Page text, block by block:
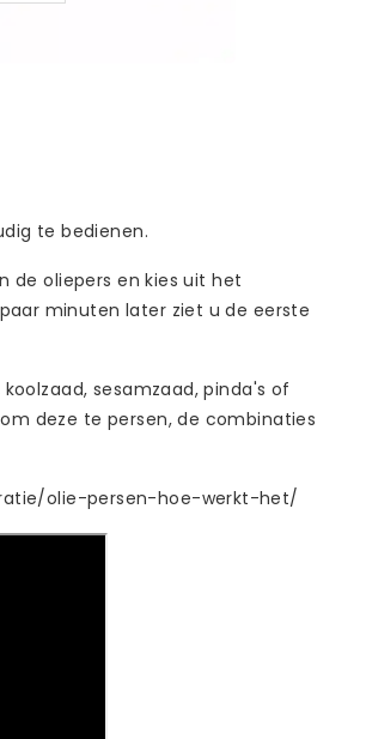
te bedienen.
de oliepers en kies uit het
minuten later ziet u de eerste
sesamzaad, pinda's of
deze te persen, de combinaties
olie-persen-hoe-werkt-het/